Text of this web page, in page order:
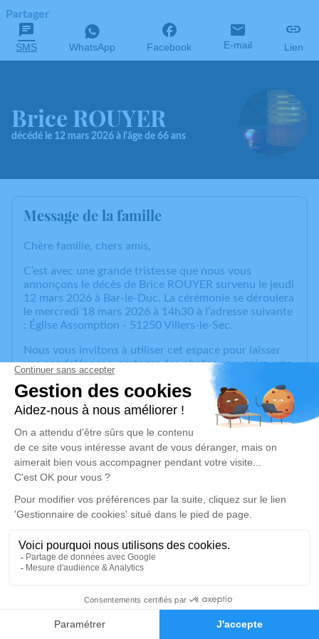
Faire-part Hommages
Partager
SMS WhatsApp Facebook E-mail Lien
Brice ROUYER
décédé le 12 mars 2026 à l'âge de 66 ans
Message de la famille
Chère famille, chers amis,
C’est avec une grande tristesse que nous vous
annonçons le décès de Brice ROUYER survenu le jeudi
12 mars 2026 à Bar-le-Duc. La cérémonie se déroulera
le mercredi 18 mars 2026 à 14h30 à l’adresse suivante
: Église Assomption - 51250 Villers-le-Sec.
Nous vous invitons à utiliser cet espace pour laisser
vos condoléances, partager des photos souvenirs, une
anecdote ou exprimer vos pensées à travers des
poèmes ou des textes. Cet endroit est un lieu
d'expression dédié à honorer la mémoire de Brice
ROUYER.
Pas de plaques ni lys dans les fleurs.
Un service de plantation d’arbre hommage est
disponible ici.
Je rends hommage
Cérémonie religieuse
Église Assomption de Villers-le-Sec